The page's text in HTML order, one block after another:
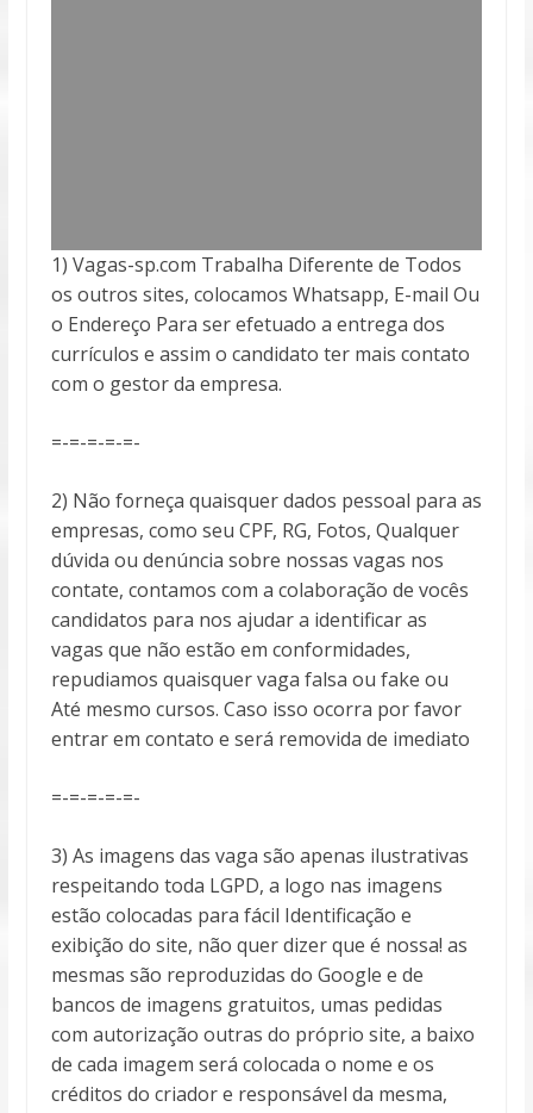
1) Vagas-sp.com Trabalha Diferente de Todos
os outros sites, colocamos Whatsapp, E-mail Ou
o Endereço Para ser efetuado a entrega dos
currículos e assim o candidato ter mais contato
com o gestor da empresa.
=-=-=-=-=-
2) Não forneça quaisquer dados pessoal para as
empresas, como seu CPF, RG, Fotos, Qualquer
dúvida ou denúncia sobre nossas vagas nos
contate, contamos com a colaboração de vocês
candidatos para nos ajudar a identificar as
vagas que não estão em conformidades,
repudiamos quaisquer vaga falsa ou fake ou
Até mesmo cursos. Caso isso ocorra por favor
entrar em contato e será removida de imediato
=-=-=-=-=-
3) As imagens das vaga são apenas ilustrativas
respeitando toda LGPD, a logo nas imagens
estão colocadas para fácil Identificação e
exibição do site, não quer dizer que é nossa! as
mesmas são reproduzidas do Google e de
bancos de imagens gratuitos, umas pedidas
com autorização outras do próprio site, a baixo
de cada imagem será colocada o nome e os
créditos do criador e responsável da mesma,